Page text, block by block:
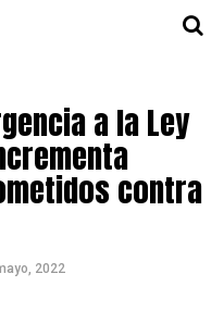
a la Ley
contra
2022